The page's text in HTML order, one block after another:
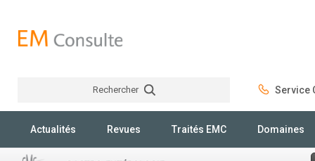
Rechercher Service
Actualités Revues Traités EMC Domaines